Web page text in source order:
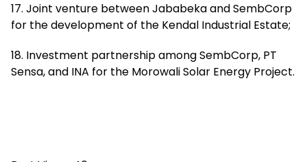
17. Joint venture between Jababeka and SembCorp
for the development of the Kendal Industrial Estate;
18. Investment partnership among SembCorp, PT
Sensa, and INA for the Morowali Solar Energy Project.